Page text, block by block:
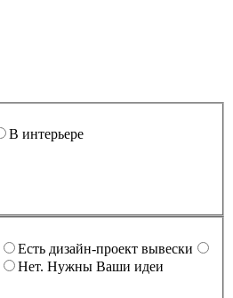
В интерьере
Есть дизайн-проект вывески
Нет. Нужны Ваши идеи